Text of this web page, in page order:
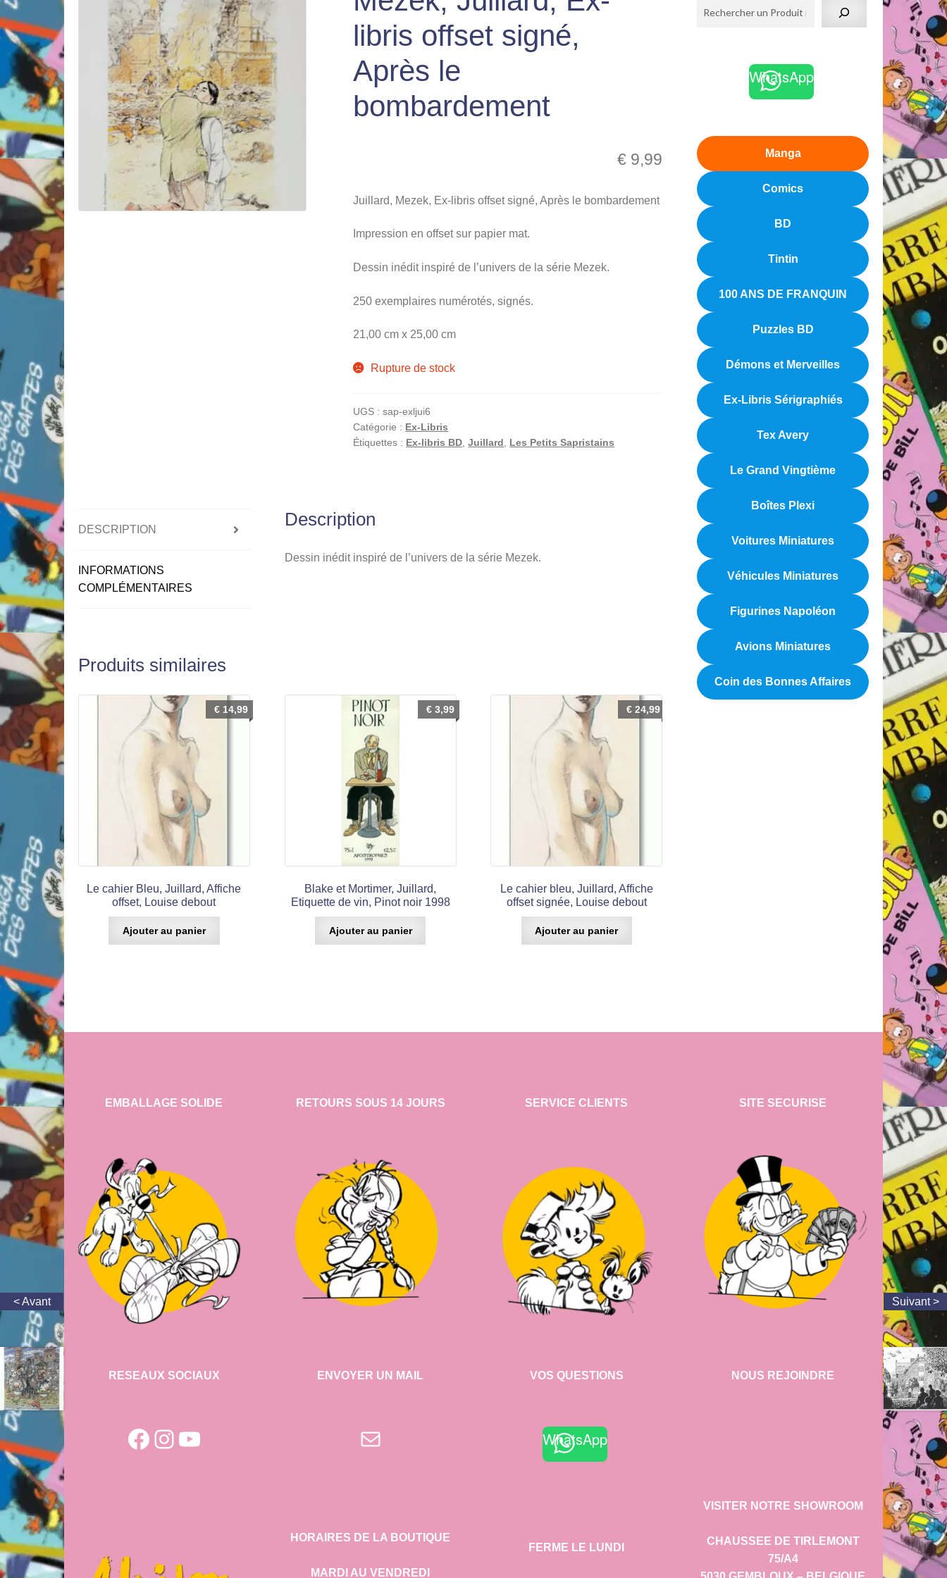
libris offset signé,
Après le
bombardement
€ 9,99
Juillard, Mezek, Ex-libris offset signé, Après le bombardement
Impression en offset sur papier mat.
Dessin inédit inspiré de l’univers de la série Mezek.
250 exemplaires numérotés, signés.
21,00 cm x 25,00 cm
Rupture de stock
UGS :sap-exljui6
Catégorie : Ex-Libris
Étiquettes : Ex-libris BD ,Juillard Les Petits Sapristains
DESCRIPTION
INFORMATIONS
COMPLÉMENTAIRES
Description
Dessin inédit inspiré de l’univers de la série Mezek.
Produits similaires
Le cahier Bleu, Juillard, Affiche
offset, Louise debout
€14,99
Ajouter au panier
Blake et Mortimer, Juillard,
Etiquette de vin, Pinot noir 1998
€3,99
Ajouter au panier
Le cahier bleu, Juillard, Affiche
offset signée, Louise debout
€ 24,99
Ajouter au panier
WhatsApp
Manga
Comics
BD
Tintin
100 ANS DE FRANQUIN
Puzzles BD
Démons et Merveilles
Ex-Libris Sérigraphiés
Tex Avery
Le Grand Vingtième
Boîtes Plexi
Voitures Miniatures
Véhicules Miniatures
Figurines Napoléon
Avions Miniatures
Coin des Bonnes Affaires
EMBALLAGE SOLIDE
RESEAUX SOCIAUX
Facebook
Instagram
YouTube
RETOURS SOUS 14 JOURS
ENVOYER UN MAIL
E-mail
HORAIRES DE LA BOUTIQUE
MARDI AU VENDREDI
SERVICE CLIENTS
VOS QUESTIONS
WhatsApp
FERME LE LUNDI
SITE SECURISE
NOUS REJOINDRE
VISITER NOTRE SHOWROOM
CHAUSSEE DE TIRLEMONT
75/A4